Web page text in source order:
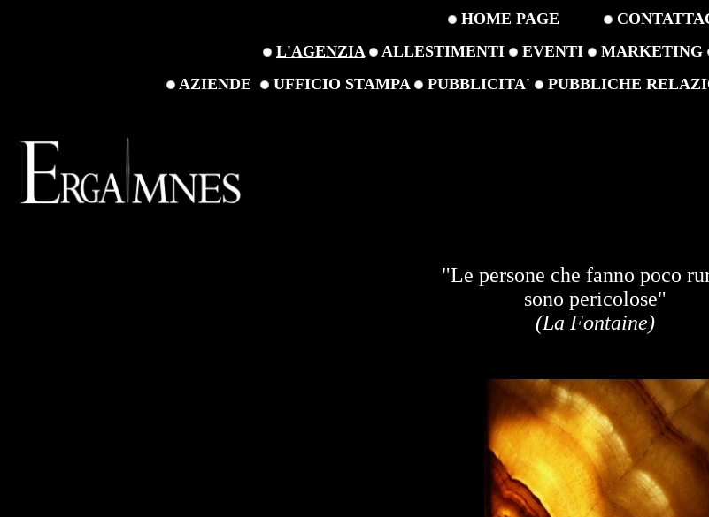
HOME PAGE
L'AGENZIA
ALLESTIMENTI EVENTI MARKETING
AZIENDE
UFFICIO STAMPA PUBBLICITA' PUBBLICHE
"Le persone che fanno poco
sono pericolose"
(La Fontaine)